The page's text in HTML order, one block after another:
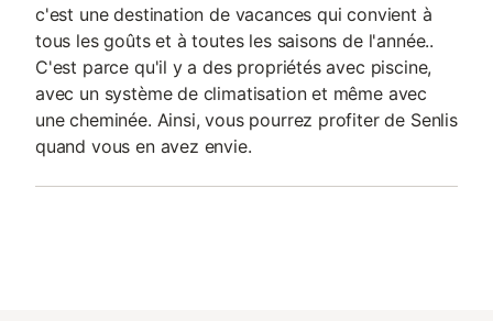
c'est une destination de vacances qui convient à
tous les goûts et à toutes les saisons de l'année..
C'est parce qu'il y a des propriétés avec piscine,
avec un système de climatisation et même avec
une cheminée. Ainsi, vous pourrez profiter de Senlis
quand vous en avez envie.